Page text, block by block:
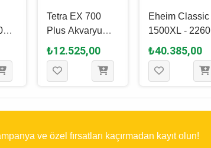
Tetra EX 700
Plus Akvaryum
Dış Filtre
₺12.525,00
Eheim Classic
1500XL - 2260
Akvaryum Dış
Filtre
₺40.385,00
ve özel fırsatları kaçırmadan kayıt olun!